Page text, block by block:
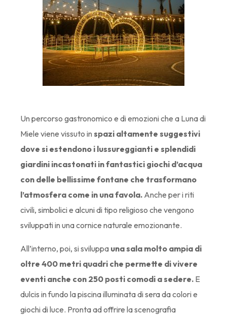
Un percorso gastronomico e di emozioni che a Luna di
Miele viene vissuto in spazi altamente suggestivi
dove si estendono i lussureggianti e splendidi
giardini incastonati in fantastici giochi d’acqua
con delle bellissime fontane che trasformano
l’atmosfera come in una favola. Anche per i riti
civili, simbolici e alcuni di tipo religioso che vengono
sviluppati in una cornice naturale emozionante.
All’interno, poi, si sviluppa una sala molto ampia di
oltre 400 metri quadri che permette di vivere
eventi anche con 250 posti comodi a sedere. E
dulcis in fundo la piscina illuminata di sera da colori e
giochi di luce. Pronta ad offrire la scenografia